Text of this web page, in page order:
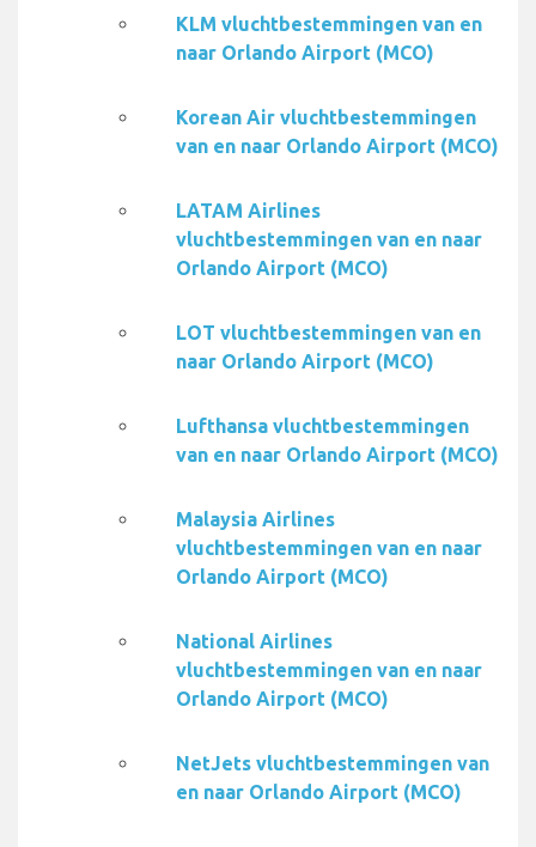
KLM vluchtbestemmingen van en
naar Orlando Airport (MCO)
Korean Air vluchtbestemmingen
van en naar Orlando Airport (MCO)
LATAM Airlines
vluchtbestemmingen van en naar
Orlando Airport (MCO)
LOT vluchtbestemmingen van en
naar Orlando Airport (MCO)
Lufthansa vluchtbestemmingen
van en naar Orlando Airport (MCO)
Malaysia Airlines
vluchtbestemmingen van en naar
Orlando Airport (MCO)
National Airlines
vluchtbestemmingen van en naar
Orlando Airport (MCO)
NetJets vluchtbestemmingen van
en naar Orlando Airport (MCO)